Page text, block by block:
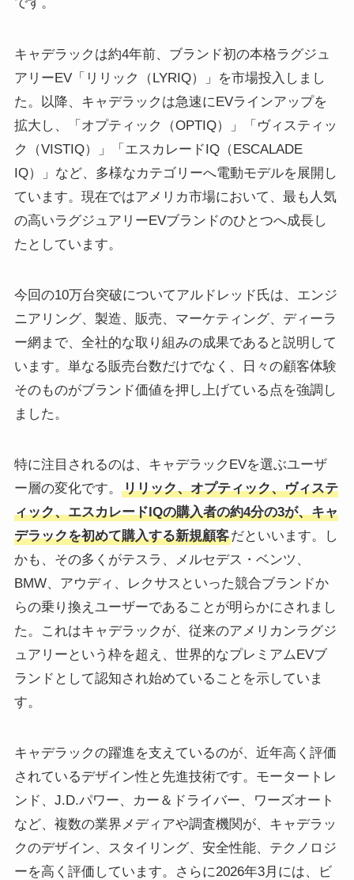
です。
キャデラックは約4年前、ブランド初の本格ラグジュ
アリーEV「リリック（LYRIQ）」を市場投入しまし
た。以降、キャデラックは急速にEVラインアップを
拡大し、「オプティック（OPTIQ）」「ヴィスティッ
ク（VISTIQ）」「エスカレードIQ（ESCALADE
IQ）」など、多様なカテゴリーへ電動モデルを展開し
ています。現在ではアメリカ市場において、最も人気
の高いラグジュアリーEVブランドのひとつへ成長し
たとしています。
今回の10万台突破についてアルドレッド氏は、エンジ
ニアリング、製造、販売、マーケティング、ディーラ
ー網まで、全社的な取り組みの成果であると説明して
います。単なる販売台数だけでなく、日々の顧客体験
そのものがブランド価値を押し上げている点を強調し
ました。
特に注目されるのは、キャデラックEVを選ぶユーザ
ー層の変化です。
リリック、オプティック、ヴィステ
ィック、エスカレードIQの購入者の約4分の3が、キャ
デラックを初めて購入する新規顧客だといいます。し
かも、その多くがテスラ、メルセデス・ベンツ、
BMW、アウディ、レクサスといった競合ブランドか
らの乗り換えユーザーであることが明らかにされまし
た。これはキャデラックが、従来のアメリカンラグジ
ュアリーという枠を超え、世界的なプレミアムEVブ
ランドとして認知され始めていることを示していま
す。
キャデラックの躍進を支えているのが、近年高く評価
されているデザイン性と先進技術です。モータートレ
ンド、J.D.パワー、カー＆ドライバー、ワーズオート
など、複数の業界メディアや調査機関が、キャデラッ
クのデザイン、スタイリング、安全性能、テクノロジ
ーを高く評価しています。さらに2026年3月には、ビ